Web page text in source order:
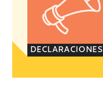
DECLARACIONES